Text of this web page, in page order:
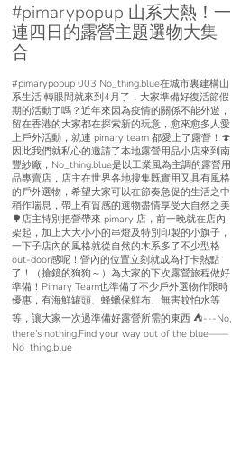
#pimarypopup 山系大熱！一
連四日的露營主題選物大集
合
#pimarypopup 003 No_thing.blue在城市裏建構山
系生活 轉眼間就來到4月了，大家準備好復活節假
期的活動了嗎？近年來因為疫情的關係不能外遊，
留在香港的大家都在探索新的玩意，愈來愈多人愛
上戶外活動，就連 pimary team 都愛上了露營！🍄
因此我們就私心的邀請了本地露營用品小店來到南
豐紗廠，No_thing.blue是以工業風為主調的露營用
品專賣店，店主在世界各地搜集既實用又具有風格
的戶外選物，希望大家可以在節奏急促的生活之中
稍作喘息，帶上有質感的選物盡情享受大自然之美
🌳店主特別把營帶來 pimary 店，前一晚就在店內
架起，加上大大小小的串燈及特別印製的小旗子，
一下子店內的風格就從自然的木系多了不少型格
out-door感呢！營內的位置立刻就成為打卡熱點
了！（搶鏡的狗狗～）為大家的下次露營旅程做好
準備！Pimary Team也準備了不少戶外選物作限時
優惠，有海鮮罐頭、蜂蠟保鮮布、無害蚊怕水等
等，讓大家一次過準備好露營所需的東西 ⛺️---No,
there’s nothing.Find your way out of the blue——
No_thing.blue